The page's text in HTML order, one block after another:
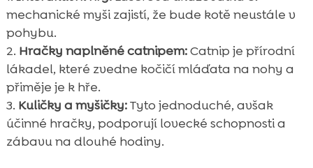
mechanické myši zajistí, že bude kotě neustále v
pohybu.
Hračky naplněné catnipem:Catnip je přírodní
lákadel, které zvedne kočičí mláďata na nohy a
přiměje je k hře.
Kuličky a myšičky:Tyto jednoduché, avšak
účinné hračky, podporují lovecké schopnosti a
zábavu na dlouhé hodiny.